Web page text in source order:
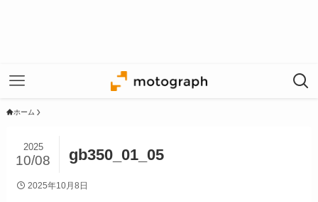
ホーム
gb350_01_05
2025
10/08
2025年10月8日